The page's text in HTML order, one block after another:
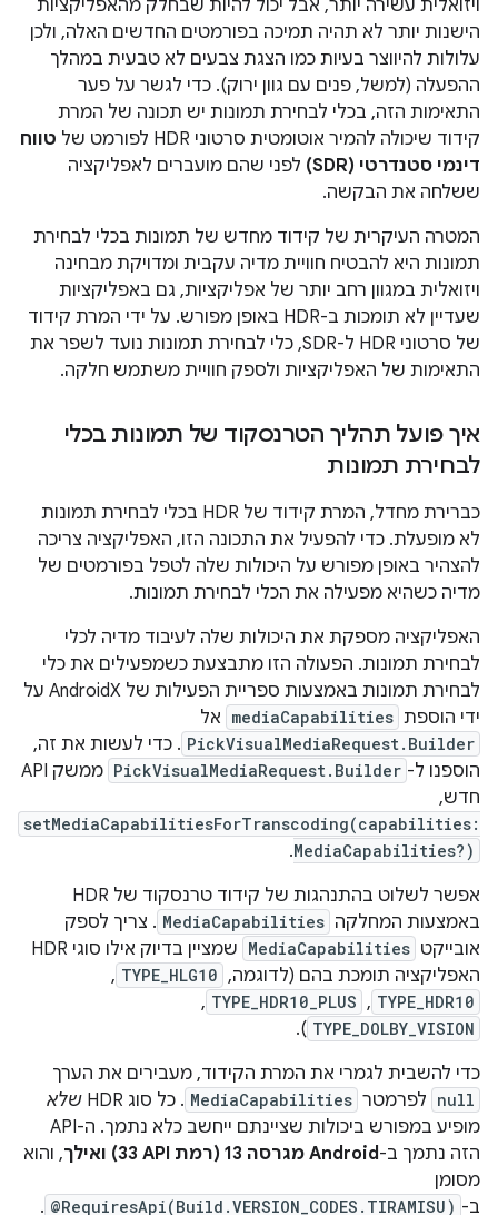
ויזואלית עשירה יותר, אבל יכול להיות שבחלק מהאפליקציות
הישנות יותר לא תהיה תמיכה בפורמטים החדשים האלה, ולכן
עלולות להיווצר בעיות כמו הצגת צבעים לא טבעית במהלך
ההפעלה (למשל, פנים עם גוון ירוק). כדי לגשר על פער
התאימות הזה, בכלי לבחירת תמונות יש תכונה של המרת
קידוד שיכולה להמיר אוטומטית סרטוני HDR לפורמט של
טווח
דינמי סטנדרטי (SDR)
לפני שהם מועברים לאפליקציה
ששלחה את הבקשה.
המטרה העיקרית של קידוד מחדש של תמונות בכלי לבחירת
תמונות היא להבטיח חוויית מדיה עקבית ומדויקת מבחינה
ויזואלית במגוון רחב יותר של אפליקציות, גם באפליקציות
שעדיין לא תומכות ב-HDR באופן מפורש. על ידי המרת קידוד
של סרטוני HDR ל-SDR, כלי לבחירת תמונות נועד לשפר את
התאימות של האפליקציות ולספק חוויית משתמש חלקה.
איך פועל תהליך הטרנסקוד של תמונות בכלי
לבחירת תמונות
כברירת מחדל, המרת קידוד של HDR בכלי לבחירת תמונות
לא מופעלת. כדי להפעיל את התכונה הזו, האפליקציה צריכה
להצהיר באופן מפורש על היכולות שלה לטפל בפורמטים של
מדיה כשהיא מפעילה את הכלי לבחירת תמונות.
האפליקציה מספקת את היכולות שלה לעיבוד מדיה לכלי
לבחירת תמונות. הפעולה הזו מתבצעת כשמפעילים את כלי
לבחירת תמונות באמצעות ספריית הפעילות של AndroidX על
ידי הוספת mediaCapabilities אל
PickVisualMediaRequest.Builder . כדי לעשות את זה,
הוספנו ל- PickVisualMediaRequest.Builder
ממשק API
חדש, ‏
setMediaCapabilitiesForTranscoding(capabilities:
MediaCapabilities?)
.
אפשר לשלוט בהתנהגות של קידוד טרנסקוד של HDR
באמצעות המחלקה MediaCapabilities . צריך לספק
אובייקט MediaCapabilities
שמציין בדיוק אילו סוגי HDR
האפליקציה תומכת בהם (לדוגמה, TYPE_HLG10
,
TYPE_HDR10
,
TYPE_HDR10_PLUS
,
TYPE_DOLBY_VISION
).
כדי להשבית לגמרי את המרת הקידוד, מעבירים את הערך
null לפרמטר MediaCapabilities . כל סוג HDR
שלא
מופיע במפורש ביכולות שציינתם ייחשב כלא נתמך. ה-API
הזה נתמך ב-Android מגרסה 13 (רמת API‏ 33) ואילך
, והוא
מסומן
ב- @RequiresApi(Build.VERSION_CODES.TIRAMISU)
.